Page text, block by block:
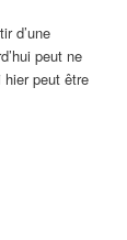
d’une
peut ne
hier peut être